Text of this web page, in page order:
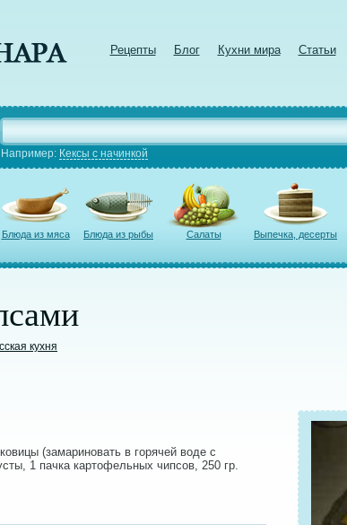
Рецепты Блог Кухни мира Статьи
Например: Кексы с начинкой
Блюда из мяса Блюда из рыбы Салаты Выпечка, десерты
кухня
(замариновать в горячей воде с
1 пачка картофельных чипсов, 250 гр.